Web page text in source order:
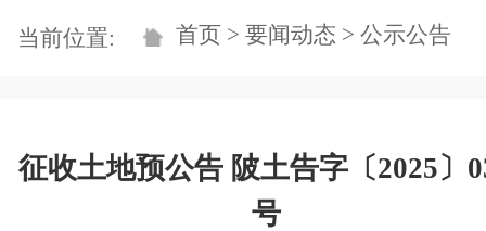
当前位置: 首页 > 要闻动态 > 公示公告
征收土地预公告 陂土告字〔2025〕
号